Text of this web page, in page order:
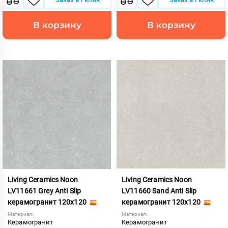
В корзину В корзину
Living Ceramics Noon
LV11661 Grey Anti Slip
керамогранит 120x120
Материал:
Керамогранит
Living Ceramics Noon
LV11660 Sand Anti Slip
керамогранит 120x120
Материал:
Керамогранит